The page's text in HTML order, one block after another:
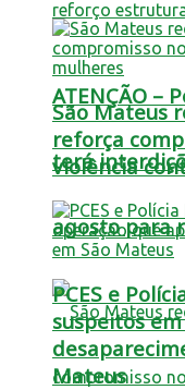
ATENÇÃO –
terá
agosto para
São Mateus
reforça
violência
PCES e
suspeitos
Mateus